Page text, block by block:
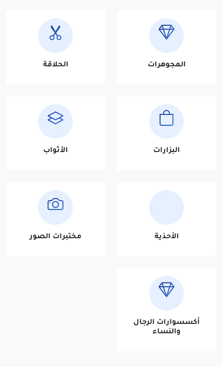
المجوهرات الحلاقة
البزارات الأثواب
الأحذية مختبرات الصور
أكسسوارات الرجال
والنساء